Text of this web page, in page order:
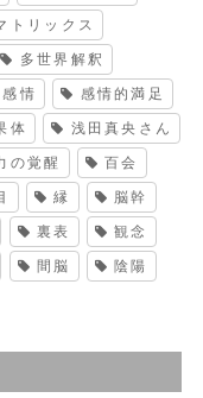
トリックス
多世界解釈
感情 感情的満足
体 浅田真央さん
の覚醒 百会
縁 脳幹
裏表 観念
間脳 陰陽